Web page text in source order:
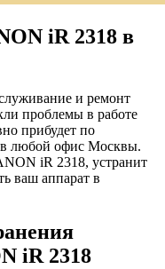
iR 2318 в
и ремонт
проблемы в работе
прибудет по
в любой офис Москвы.
iR 2318, устранит
ваш аппарат в
iR 2318